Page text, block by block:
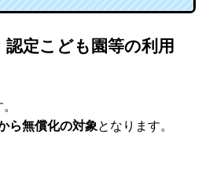
定こども園等の利用
ら無償化の対象となります。